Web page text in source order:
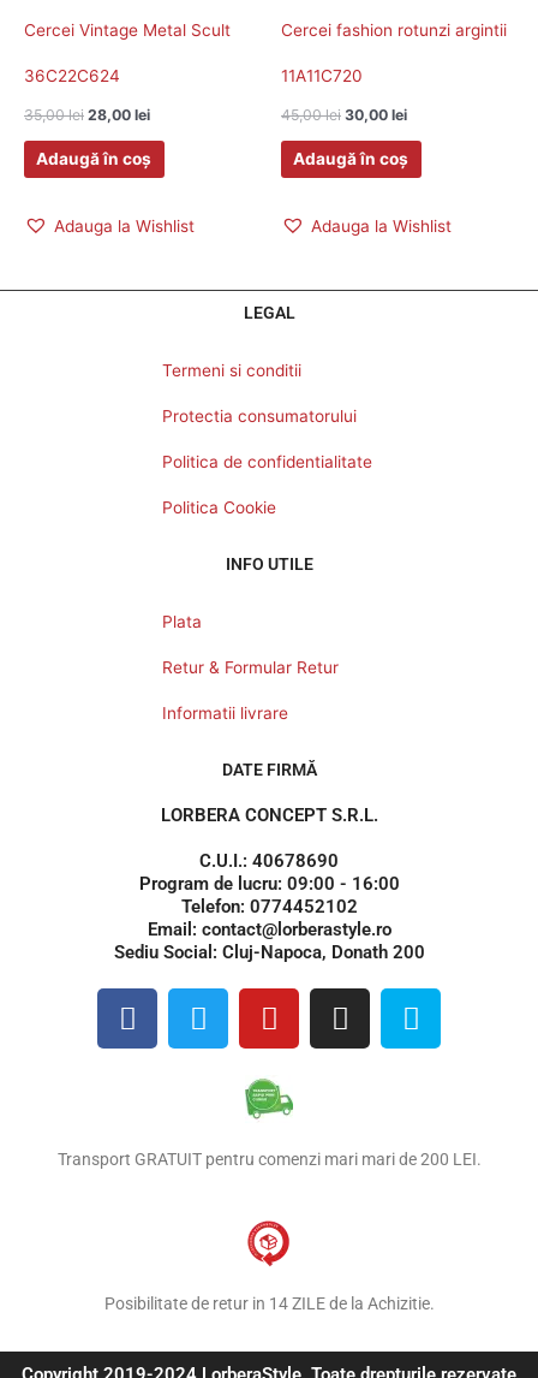
Cercei Vintage Metal Scult
36C22C624
35,00lei 28,00 lei
Adaugă în coș
Adauga la Wishlist
Cercei fashion rotunzi argintii
11A11C720
45,00lei 30,00 lei
Adaugă în coș
Adauga la Wishlist
LEGAL
Termeni si conditii
Protectia consumatorului
Politica de confidentialitate
Politica Cookie
INFO UTILE
Plata
Retur & Formular Retur
Informatii livrare
DATE FIRMĂ
LORBERA CONCEPT S.R.L.
C.U.I.: 40678690
Program de lucru: 09:00 - 16:00
Telefon: 0774452102
Email: contact@lorberastyle.ro
Sediu Social: Cluj-Napoca, Donath 200
F
a
o
T
w
e
Y
o
t
u
b
I
n
g
S
k
Transport GRATUIT pentru comenzi mari mari de 200 LEI.
Posibilitate de retur in 14 ZILE de la Achizitie.